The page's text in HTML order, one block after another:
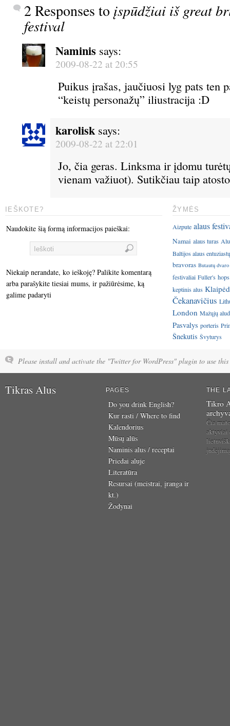
2 Responses to įspūdžiai iš great
festival
Naminis says:
2009-08-22 at 20:55
Puikus įrašas, jaučiuosi lyg pats ten
“keistų personažų” iliustracija :D
karolisk says:
2009-08-22 at 22:01
Jo, čia geras. Linksma ir įdomu
vienam važiuot). Sutikčiau taip
IEŠKOTE?
Naudokite šią formą informacijos paieškai:
Niekaip nerandate, ko ieškoję? Palikite komentarą
arba parašykite tiesiai mums, ir pažiūrėsime, ką
galime padaryti
ŽYMĖS
Aizpute alaus
Namai alaus turas
Baltijos alaus
bravoras Butautų dvaro
festivaliai Fuller's hops
keptinis alus
Čekanavičius
London Mažųjų
Pasvalys porteris
Šnekutis Švyturys
Please install and activate the "Twitter for WordPress" plugin to use this
Tikras Alus PAGES
Do you drink English?
Kur rasti / Where to find
Kalendorius
Mūsų alūs
Naminis alus / receptai
Priedai aluje
Literatūra
Resursai (meistrai, įranga ir
kt.)
Žodynai
THE
Tikro
Čia
aktyviai